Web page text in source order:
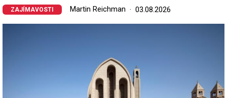
ZAJÍMAVOSTI Martin Reichman 03.08.2026